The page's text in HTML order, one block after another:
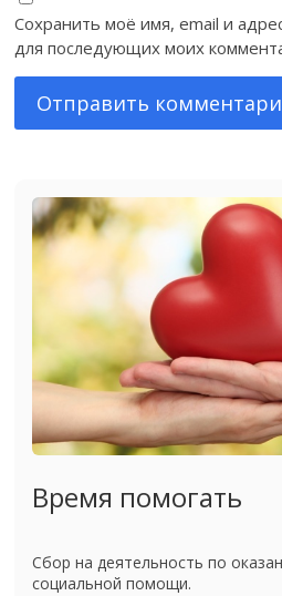
Сохранить моё имя, email и
для последующих моих
Время помогать
Сбор на деятельность по
социальной помощи.